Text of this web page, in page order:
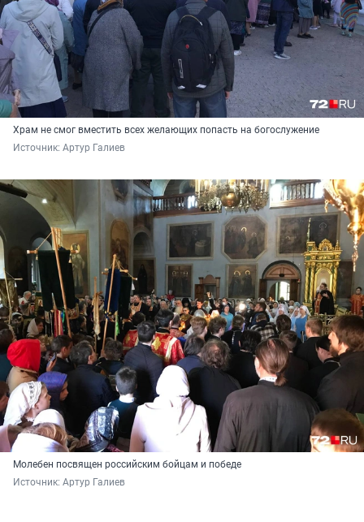
Храм не смог вместить всех желающих попасть на богослужение
Источник: Артур Галиев
Молебен посвящен российским бойцам и победе
Источник: Артур Галиев